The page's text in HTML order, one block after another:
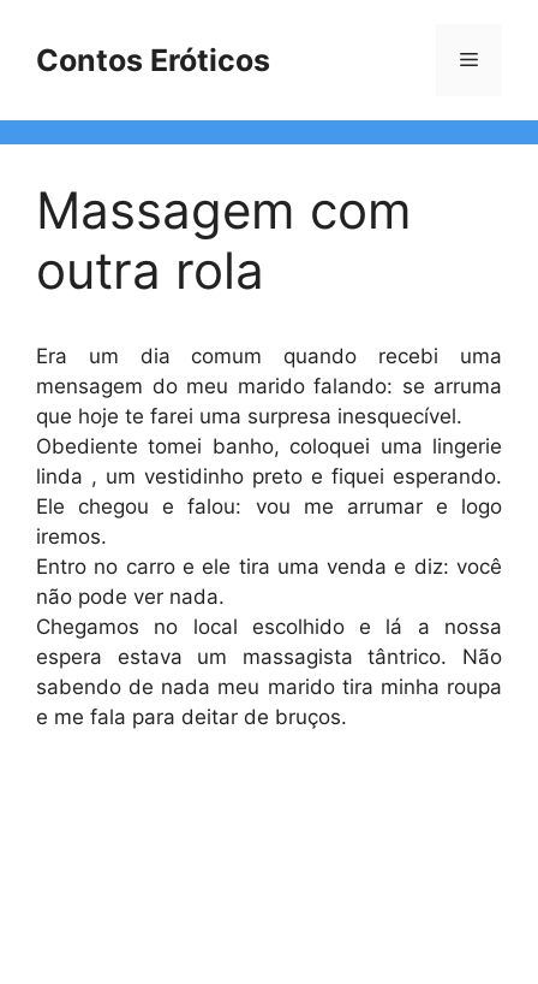
Contos Eróticos Menu
Massagem com
outra rola
Era um dia comum quando recebi uma
mensagem do meu marido falando: se arruma
que hoje te farei uma surpresa inesquecível.
Obediente tomei banho, coloquei uma lingerie
linda , um vestidinho preto e fiquei esperando.
Ele chegou e falou: vou me arrumar e logo
iremos.
Entro no carro e ele tira uma venda e diz: você
não pode ver nada.
Chegamos no local escolhido e lá a nossa
espera estava um massagista tântrico. Não
sabendo de nada meu marido tira minha roupa
e me fala para deitar de bruços.